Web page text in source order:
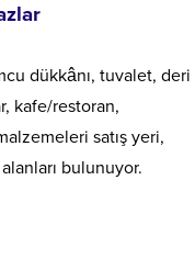
dükkânı, tuvalet, deri
kafe/restoran,
satış yeri,
bulunuyor.